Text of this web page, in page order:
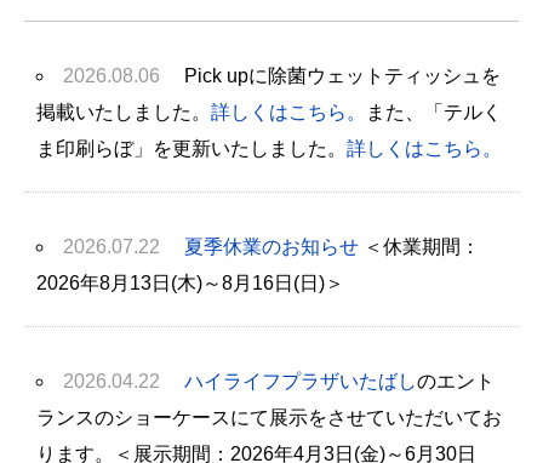
2026.08.06
Pick upに除菌ウェットティッシュを
掲載いたしました。 詳しくはこちら。
また、「テルく
ま印刷らぼ」を更新いたしました。 詳しくはこちら。
2026.07.22 夏季休業のお知らせ ＜休業期間：
2026年8月13日(木)～8月16日(日)＞
2026.04.22 ハイライフプラザいたばしのエント
ランスのショーケースにて展示をさせていただいてお
ります。＜展示期間：2026年4月3日(金)～6月30日